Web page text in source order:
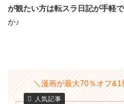
が観たい方は転スラ日記が手軽
か♪
＼漫画が最大70％オフ&1